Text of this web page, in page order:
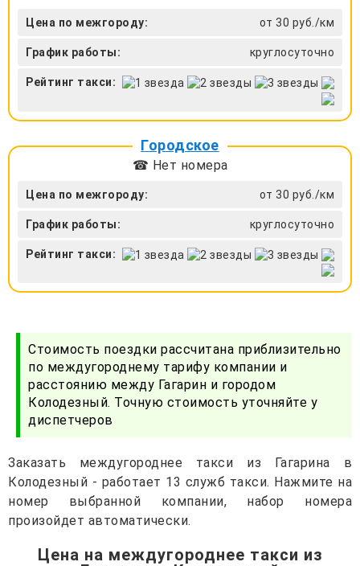
Цена по межгороду: от 30 руб./км
График работы: круглосуточно
Рейтинг такси:
Городское
☎ Нет номера
Цена по межгороду: от 30 руб./км
График работы: круглосуточно
Рейтинг такси:
Стоимость поездки рассчитана приблизительно
по междугороднему тарифу компании и
расстоянию между Гагарин и городом
Колодезный. Точную стоимость уточняйте у
диспетчеров
Заказать междугороднее такси из Гагарина в
Колодезный - работает 13 служб такси. Нажмите на
номер выбранной компании, набор номера
произойдет автоматически.
Цена на междугороднее такси из